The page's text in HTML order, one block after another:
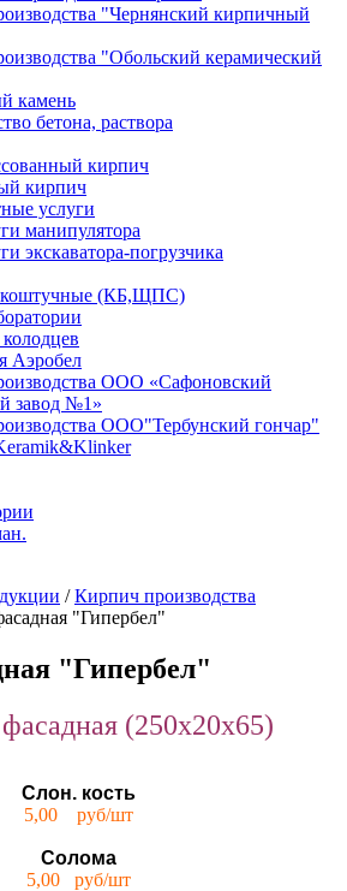
"Чернянский кирпичный
"Обольский керамический
камень
бетона, раствора
кирпич
кирпич
услуги
манипулятора
экскаватора-погрузчика
(КБ,ЩПС)
Аэробел
ООО «Сафоновский
завод №1»
ООО"Тербунский гончар"
/Кирпич производства
"Гипербел"
"Гипербел"
(250х20х65)
Слон. кость
5,00 руб/шт
Солома
5,00 руб/шт